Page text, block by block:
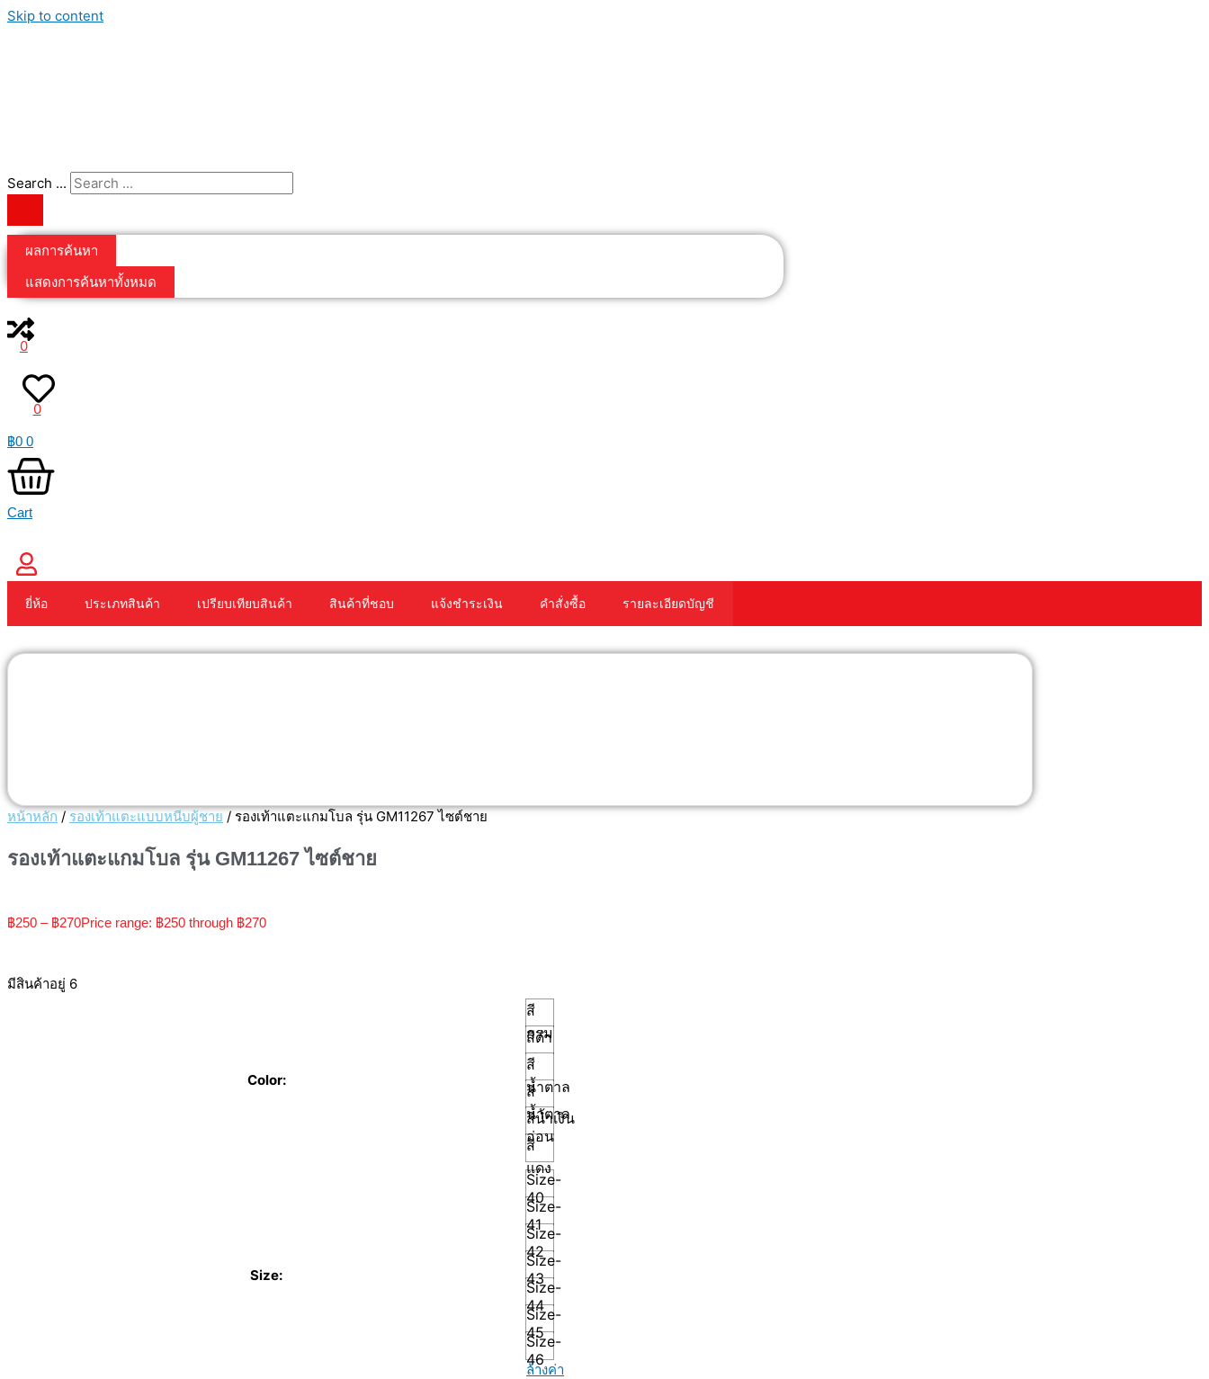
Skip to content
Search ...
ผลการค้นหา
แสดงการค้นหาทั้งหมด
0
0
฿0 0
Cart
ยี่ห้อ ประเภทสินค้า เปรียบเทียบสินค้า สินค้าที่ชอบ แจ้งชำระเงิน คำสั่งซื้อ รายละเอียดบัญชี
หน้าหลัก / รองเท้าแตะแบบหนีบผู้ชาย / รองเท้าแตะแกมโบล รุ่น GM11267 ไซต์ชาย
รองเท้าแตะแกมโบล รุ่น GM11267 ไซต์ชาย
฿250 – ฿270Price range: ฿250 through ฿270
มีสินค้าอยู่ 6
Color:
สี
กรม
สีดำ
สี
น้ำตาล
สี
น้ำตาล
อ่อน
สีน้ำเงิน
สี
แดง
Size:
Size-
40
Size-
41
Size-
42
Size-
43
Size-
44
Size-
45
Size-
46
ล้างค่า